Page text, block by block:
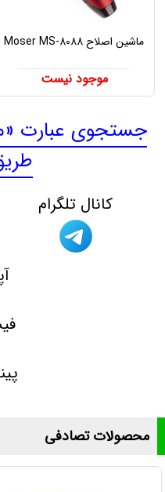
ماشین اصلاح Moser MS-8088
موجود نیست
جستجوی عبارت
کانال تلگرام
محصولات تصادفی